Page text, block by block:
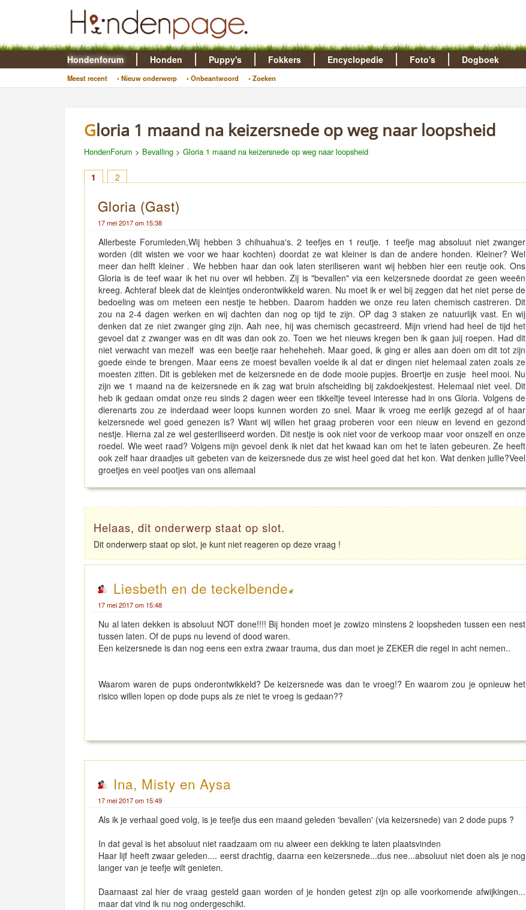
Hondenforum
Meest recent • Nieuw onderwerp • Onbeantwoord • Zoeken
Honden Puppy's Fokkers Encyclopedie Foto's Dogboek
Gloria 1 maand na keizersnede op weg naar loopsheid
HondenForum > Bevalling > Gloria 1 maand na keizersnede op weg naar loopsheid
1 2
Gloria (Gast)
17 mei 2017 om 15:38
Allerbeste Forumleden,Wij hebben 3 chihuahua's. 2 teefjes en 1 reutje. 1 teefje mag absoluut niet zwanger
worden (dit wisten we voor we haar kochten) doordat ze wat kleiner is dan de andere honden. Kleiner? Wel
meer dan helft kleiner . We hebben haar dan ook laten steriliseren want wij hebben hier een reutje ook. Ons
Gloria is de teef waar ik het nu over wil hebben. Zij is "bevallen" via een keizersnede doordat ze geen weeën
kreeg. Achteraf bleek dat de kleintjes onderontwikkeld waren. Nu moet ik er wel bij zeggen dat het niet perse de
bedoeling was om meteen een nestje te hebben. Daarom hadden we onze reu laten chemisch castreren. Dit
zou na 2-4 dagen werken en wij dachten dan nog op tijd te zijn. OP dag 3 staken ze natuurlijk vast. En wij
denken dat ze niet zwanger ging zijn. Aah nee, hij was chemisch gecastreerd. Mijn vriend had heel de tijd het
gevoel dat z zwanger was en dit was dan ook zo. Toen we het nieuws kregen ben ik gaan juij roepen. Had dit
niet verwacht van mezelf was een beetje raar heheheheh. Maar goed, ik ging er alles aan doen om dit tot zijn
goede einde te brengen. Maar eens ze moest bevallen voelde ik al dat er dingen niet helemaal zaten zoals ze
moesten zitten. Dit is gebleken met de keizersnede en de dode mooie pupjes. Broertje en zusje heel mooi. Nu
zijn we 1 maand na de keizersnede en ik zag wat bruin afscheiding bij zakdoekjestest. Helemaal niet veel. Dit
heb ik gedaan omdat onze reu sinds 2 dagen weer een tikkeltje teveel interesse had in ons Gloria. Volgens de
dierenarts zou ze inderdaad weer loops kunnen worden zo snel. Maar ik vroeg me eerlijk gezegd af of haar
keizersnede wel goed genezen is? Want wij willen het graag proberen voor een nieuw en levend en gezond
nestje. Hierna zal ze wel gesteriliseerd worden. Dit nestje is ook niet voor de verkoop maar voor onszelf en onze
roedel. Wie weet raad? Volgens mijn gevoel denk ik niet dat het kwaad kan om het te laten gebeuren. Ze heeft
ook zelf haar draadjes uit gebeten van de keizersnede dus ze wist heel goed dat het kon. Wat denken jullie?Veel
groetjes en veel pootjes van ons allemaal
Helaas, dit onderwerp staat op slot.
Dit onderwerp staat op slot, je kunt niet reageren op deze vraag !
Liesbeth en de teckelbende
17 mei 2017 om 15:48
Nu al laten dekken is absoluut NOT done!!!! Bij honden moet je zowizo minstens 2 loopsheden tussen een nest
tussen laten. Of de pups nu levend of dood waren.
Een keizersnede is dan nog eens een extra zwaar trauma, dus dan moet je ZEKER die regel in acht nemen..
Waarom waren de pups onderontwikkeld? De keizersnede was dan te vroeg!? En waarom zou je opnieuw het
risico willen lopen op dode pups als ze niet te vroeg is gedaan??
Ina, Misty en Aysa
17 mei 2017 om 15:49
Als ik je verhaal goed volg, is je teefje dus een maand geleden 'bevallen' (via keizersnede) van 2 dode pups ?
In dat geval is het absoluut niet raadzaam om nu alweer een dekking te laten plaatsvinden
Haar lijf heeft zwaar geleden.... eerst drachtig, daarna een keizersnede...dus nee...absoluut niet doen als je nog
langer van je teefje wilt genieten.
Daarnaast zal hier de vraag gesteld gaan worden of je honden getest zijn op alle voorkomende afwijkingen...
maar dat vind ik nu nog ondergeschikt.